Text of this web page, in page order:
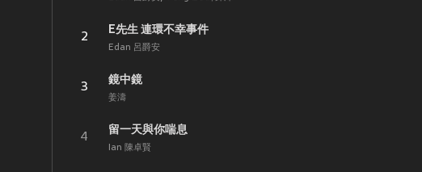
2
E先生 連環不幸事件
Edan 呂爵安
3
鏡中鏡
姜濤
4
留一天與你喘息
Ian 陳卓賢